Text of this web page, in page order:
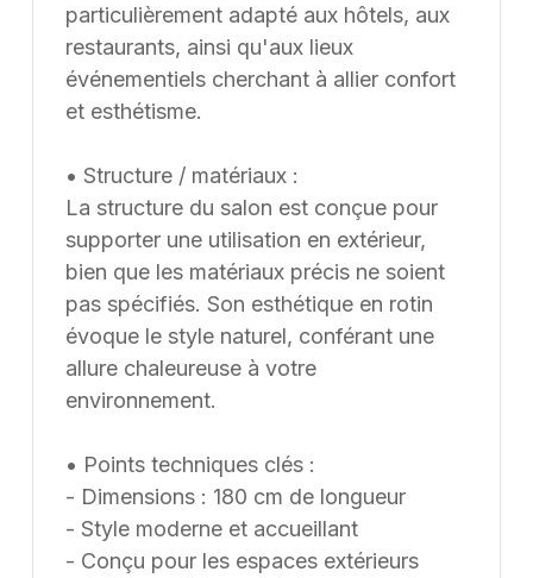
particulièrement adapté aux hôtels, aux
restaurants, ainsi qu'aux lieux
événementiels cherchant à allier confort
et esthétisme.
• Structure / matériaux :
La structure du salon est conçue pour
supporter une utilisation en extérieur,
bien que les matériaux précis ne soient
pas spécifiés. Son esthétique en rotin
évoque le style naturel, conférant une
allure chaleureuse à votre
environnement.
• Points techniques clés :
- Dimensions : 180 cm de longueur
- Style moderne et accueillant
- Conçu pour les espaces extérieurs